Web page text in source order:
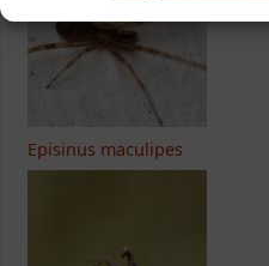
Episinus maculipes